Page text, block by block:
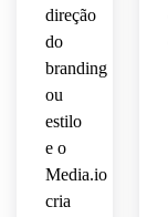
definição,
apresentação
inspirada
em
impressão.
direção
do
branding
ou
estilo
e o
Media.io
cria